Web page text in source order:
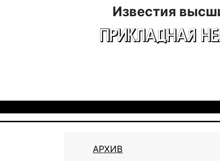
Известия
ПРИКЛАДНАЯ
АРХИВ